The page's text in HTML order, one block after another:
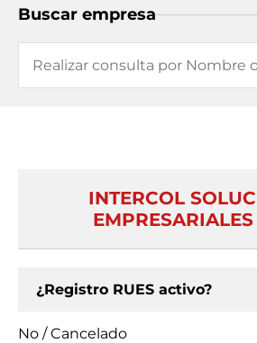
Buscar empresa
INTERCOL
¿Registro RUES activo?
No / Cancelado